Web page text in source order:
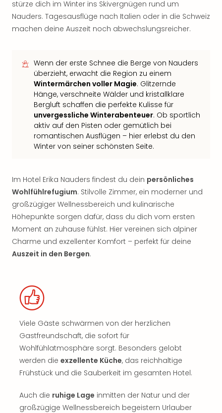
stürze dich im Winter ins Skivergnügen rund um
Nauders. Tagesausflüge nach Italien oder in die Schweiz
machen deine Auszeit noch abwechslungsreicher.
Wenn der erste Schnee die Berge von Nauders
überzieht, erwacht die Region zu einem
Wintermärchen voller Magie. Glitzernde
Hänge, verschneite Wälder und kristallklare
Bergluft schaffen die perfekte Kulisse für
unvergessliche Winterabenteuer. Ob sportlich
aktiv auf den Pisten oder gemütlich bei
romantischen Ausflügen – hier erlebst du den
Winter von seiner schönsten Seite.
Im Hotel Erika Nauders findest du dein persönliches
Wohlfühlrefugium. Stilvolle Zimmer, ein moderner und
großzügiger Wellnessbereich und kulinarische
Höhepunkte sorgen dafür, dass du dich vom ersten
Moment an zuhause fühlst. Hier vereinen sich alpiner
Charme und exzellenter Komfort – perfekt für deine
Auszeit in den Bergen.
Viele Gäste schwärmen von der herzlichen
Gastfreundschaft, die sofort für
Wohlfühlatmosphäre sorgt. Besonders gelobt
werden die exzellente Küche, das reichhaltige
Frühstück und die Sauberkeit im gesamten Hotel.
Auch die ruhige Lage inmitten der Natur und der
großzügige Wellnessbereich begeistern Urlauber